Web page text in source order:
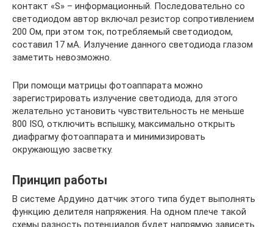
контакт «S» – информационный. Последовательно со
светодиодом автор включал резистор сопротивлением
200 Ом, при этом ток, потребляемый светодиодом,
составил 17 мА. Излучение данного светодиода глазом
заметить невозможно.
При помощи матрицы фотоаппарата можно
зарегистрировать излучение светодиода, для этого
желательно установить чувствительность не меньше
800 ISO, отключить вспышку, максимально открыть
диафрагму фотоаппарата и минимизировать
окружающую засветку.
Принцип работы
В системе Ардуино датчик этого типа будет выполнять
функцию делителя напряжения. На одном плече такой
схемы разность потенциалов будет напрямую зависеть